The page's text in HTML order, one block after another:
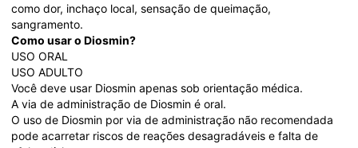
como dor, inchaço local, sensação de queimação,
sangramento.
Como usar o Diosmin?
USO ORAL
USO ADULTO
Você deve usar Diosmin apenas sob orientação médica.
A via de administração de Diosmin é oral.
O uso de Diosmin por via de administração não recomendada
pode acarretar riscos de reações desagradáveis e falta de